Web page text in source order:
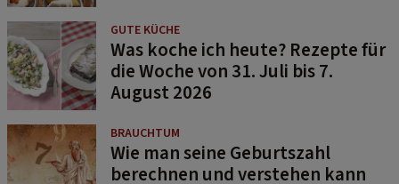
GUTE KÜCHE
Was koche ich heute? Rezepte für
die Woche von 31. Juli bis 7.
August 2026
BRAUCHTUM
Wie man seine Geburtszahl
berechnen und verstehen kann